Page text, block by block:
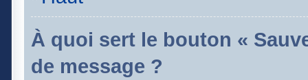
À quoi sert le bouton «
de message ?